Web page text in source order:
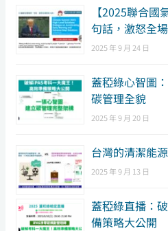
【2025聯合
句話，激怒全場
2025 年 9 月 24 日
蓋稏綠心智圖
碳管理全貌
2025 年 9 月 20 日
台灣的清潔能
2025 年 9 月 13 日
蓋稏綠直播：
備策略大公開